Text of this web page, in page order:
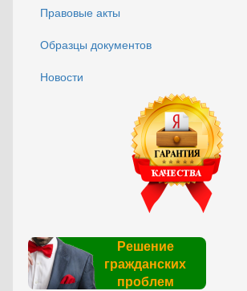
Правовые акты
Образцы документов
Новости
Решение
гражданских
проблем